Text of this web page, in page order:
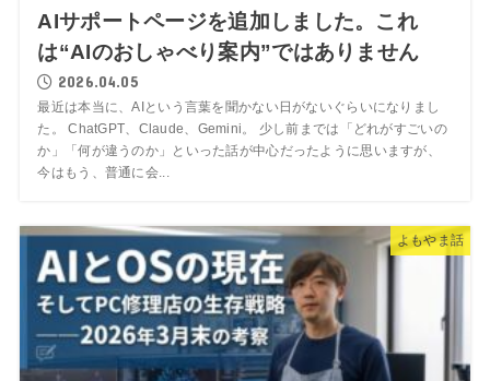
AIサポートページを追加しました。これ
は“AIのおしゃべり案内”ではありません
2026.04.05
最近は本当に、AIという言葉を聞かない日がないぐらいになりまし
た。 ChatGPT、Claude、Gemini。 少し前までは「どれがすごいの
か」「何が違うのか」といった話が中心だったように思いますが、
今はもう、普通に会...
よもやま話